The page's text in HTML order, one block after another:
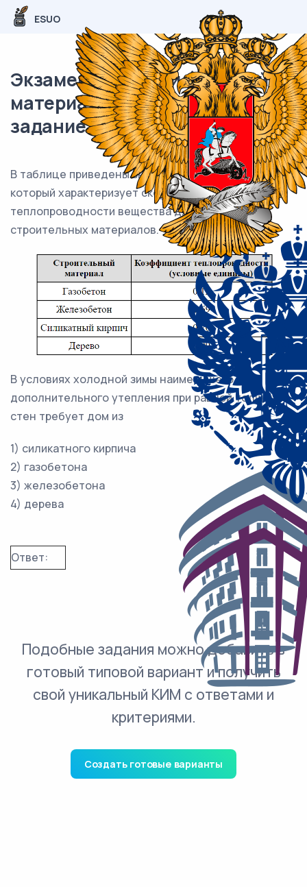
ESUO
Экзаменационный (типовой)
материал ОГЭ / Физика / 03
задание / 62
В таблице приведены значения коэффициента,
который характеризует скорость процесса
теплопроводности вещества для некоторых
строительных материалов.
В условиях холодной зимы наименьшего
дополнительного утепления при равной толщине
стен требует дом из
1) силикатного кирпича
2) газобетона
3) железобетона
4) дерева
Ответ:
Подобные задания можно добавить в
готовый типовой вариант и получить
свой уникальный КИМ с ответами и
критериями.
Создать готовые варианты